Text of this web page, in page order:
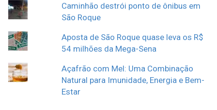
Caminhão destrói ponto de ônibus em
São Roque
Aposta de São Roque quase leva os R$
54 milhões da Mega-Sena
Açafrão com Mel: Uma Combinação
Natural para Imunidade, Energia e Bem-
Estar